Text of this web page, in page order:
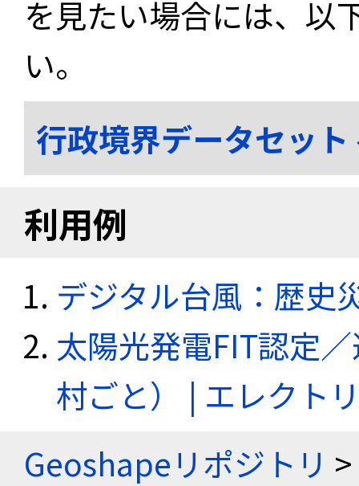
を見たい場合には、以
い。
行政境界データセッ
利用例
デジタル台風：歴史
太陽光発電FIT認定
村ごと） | エレクト
Geoshapeリポジトリ >